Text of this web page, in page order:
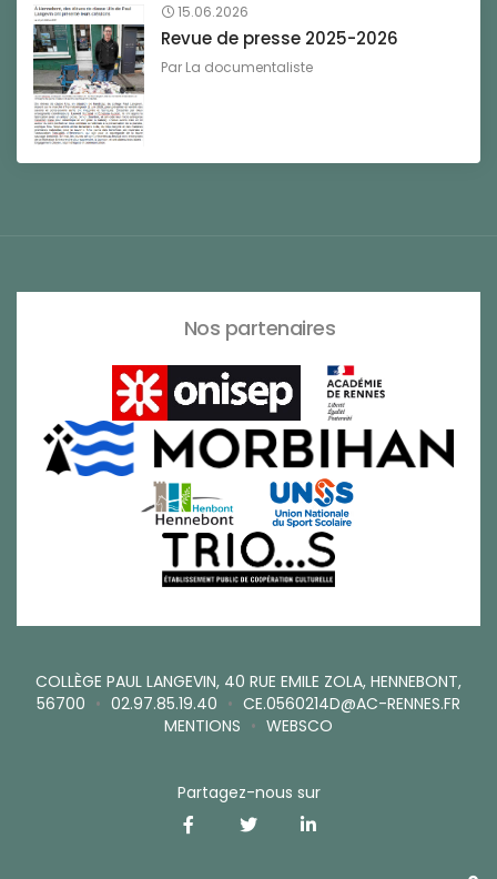
15.06.2026
Revue de presse 2025-2026
Par La documentaliste
Nos partenaires
COLLÈGE PAUL LANGEVIN, 40 RUE EMILE ZOLA, HENNEBONT,
56700 • 02.97.85.19.40 • CE.0560214D@AC-RENNES.FR
MENTIONS • WEBSCO
Partagez-nous sur